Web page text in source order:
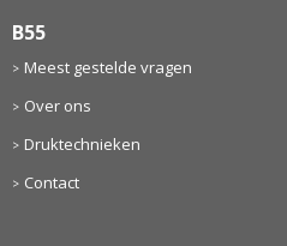
B55
Meest gestelde vragen
Over ons
Druktechnieken
Contact